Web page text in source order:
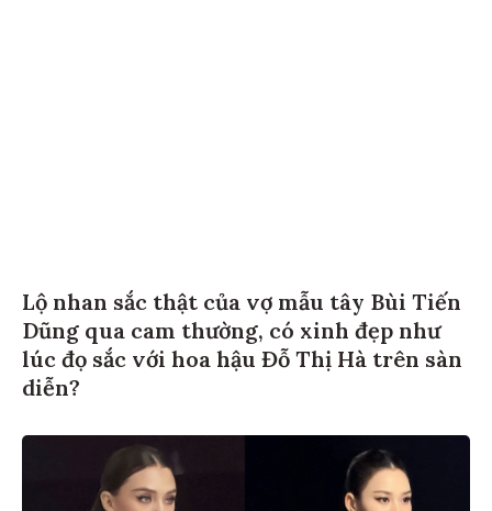
Lộ nhan sắc thật của vợ mẫu tây Bùi Tiến
Dũng qua cam thường, có xinh đẹp như
lúc đọ sắc với hoa hậu Đỗ Thị Hà trên sàn
diễn?